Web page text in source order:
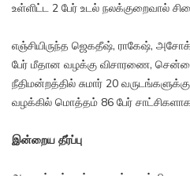
உள்ளிட்ட 2 பேர் உடல் நலக்குறைவால்
எஞ்சியிருந்த ஜெகதீஷ், ராகேஷ்,
பேர் மீதான வழக்கு விசாரணை,
நீதிமன்றத்தில் சுமார் 20
வழக்கில் மொத்தம் 86 பேர் சாட்சிகளாக
இன்றைய தீர்ப்பு